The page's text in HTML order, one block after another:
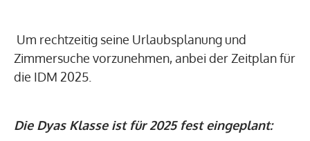
Um rechtzeitig seine Urlaubsplanung und
Zimmersuche vorzunehmen, anbei der Zeitplan für
die IDM 2025.
Die Dyas Klasse ist für 2025 fest eingeplant: